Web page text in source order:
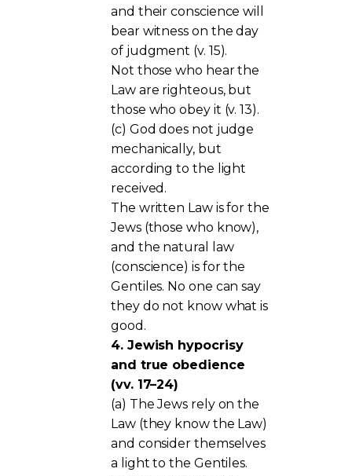
and their conscience will
bear witness on the day
of judgment (v. 15).
Not those who hear the
Law are righteous, but
those who obey it (v. 13).
(c) God does not judge
mechanically, but
according to the light
received.
The written Law is for the
Jews (those who know),
and the natural law
(conscience) is for the
Gentiles. No one can say
they do not know what is
good.
4. Jewish hypocrisy
and true obedience
(vv. 17–24)
(a) The Jews rely on the
Law (they know the Law)
and consider themselves
a light to the Gentiles.